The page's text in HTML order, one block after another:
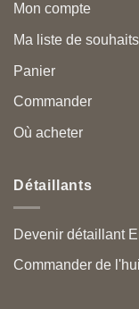
Mon compte
Ma liste de souhaits
Panier
Commander
Où acheter
Détaillants
Devenir détaillant
Commander de